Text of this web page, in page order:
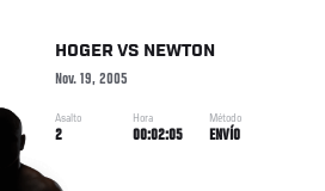
HOGER VS NEWTON
Nov. 19, 2005
Asalto
2
Hora
00:02:05
Método
ENVÍO